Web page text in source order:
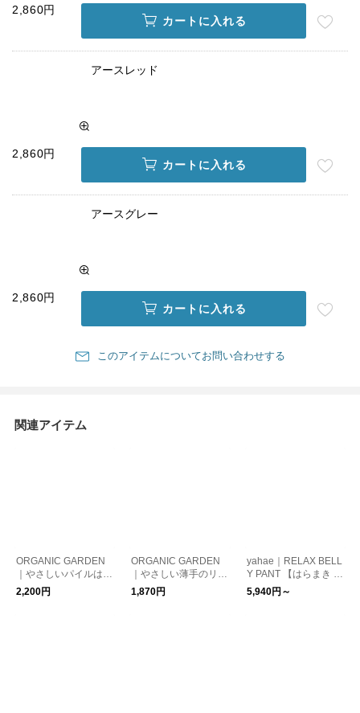
2,860円
カートに入れる
アースレッド
2,860円
カートに入れる
アースグレー
2,860円
カートに入れる
このアイテムについてお問い合わせする
関連アイテム
ORGANIC GARDEN
｜やさしいパイルはら
まき
2,200円
ORGANIC GARDEN
｜やさしい薄手のリブ
編みはらまき【温活】
【オーガニックコット
1,870円
yahae｜RELAX BELL
Y PANT 【はらまき パ
ンツ】【温活】
5,940円～